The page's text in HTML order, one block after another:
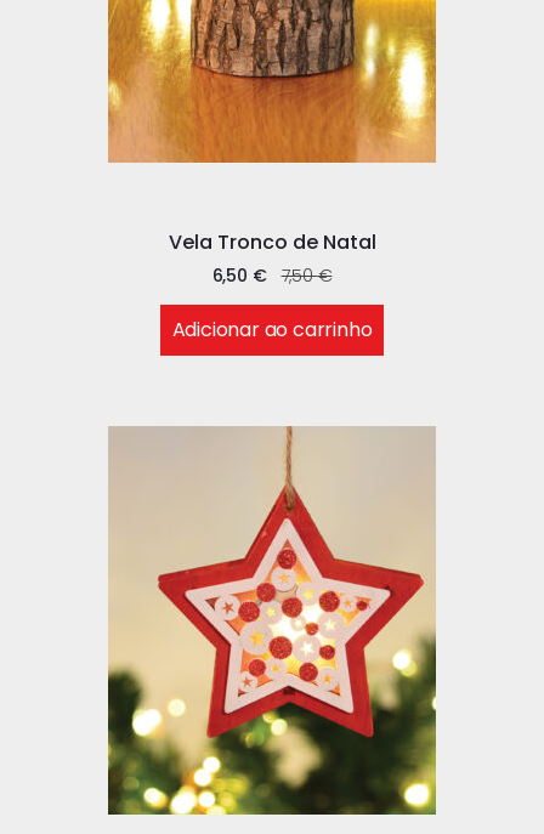
Vela Tronco de Natal
7,50€
6,50 €
Adicionar ao carrinho